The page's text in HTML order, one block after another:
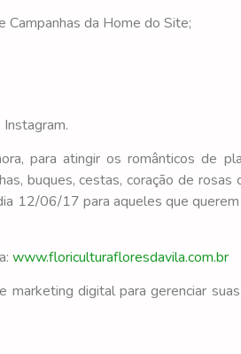
da Home do Site;
para atingir os românticos de
buques, cestas, coração de
12/06/17 para aqueles que
www.floriculturafloresdavila.com.br
digital para gerenciar